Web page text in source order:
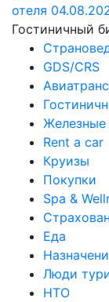
отеля
Гостиничный
GDS/CRS
Железные
Rent a car
Круизы
Покупки
Spa &
Еда
Люди
НТО